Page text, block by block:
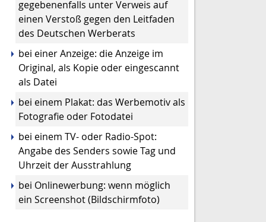
gegebenenfalls unter Verweis auf
einen Verstoß gegen den Leitfaden
des Deutschen Werberats
bei einer Anzeige: die Anzeige im
Original, als Kopie oder eingescannt
als Datei
bei einem Plakat: das Werbemotiv als
Fotografie oder Fotodatei
bei einem TV- oder Radio-Spot:
Angabe des Senders sowie Tag und
Uhrzeit der Ausstrahlung
bei Onlinewerbung: wenn möglich
ein Screenshot (Bildschirmfoto)